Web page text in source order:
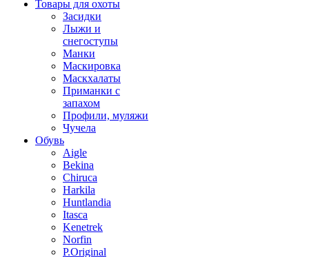
Товары для охоты
Засидки
Лыжи и
снегоступы
Манки
Маскировка
Маскхалаты
Приманки с
запахом
Профили, муляжи
Чучела
Обувь
Aigle
Bekina
Chiruсa
Harkila
Huntlandia
Itasca
Kenetrek
Norfin
P.Original